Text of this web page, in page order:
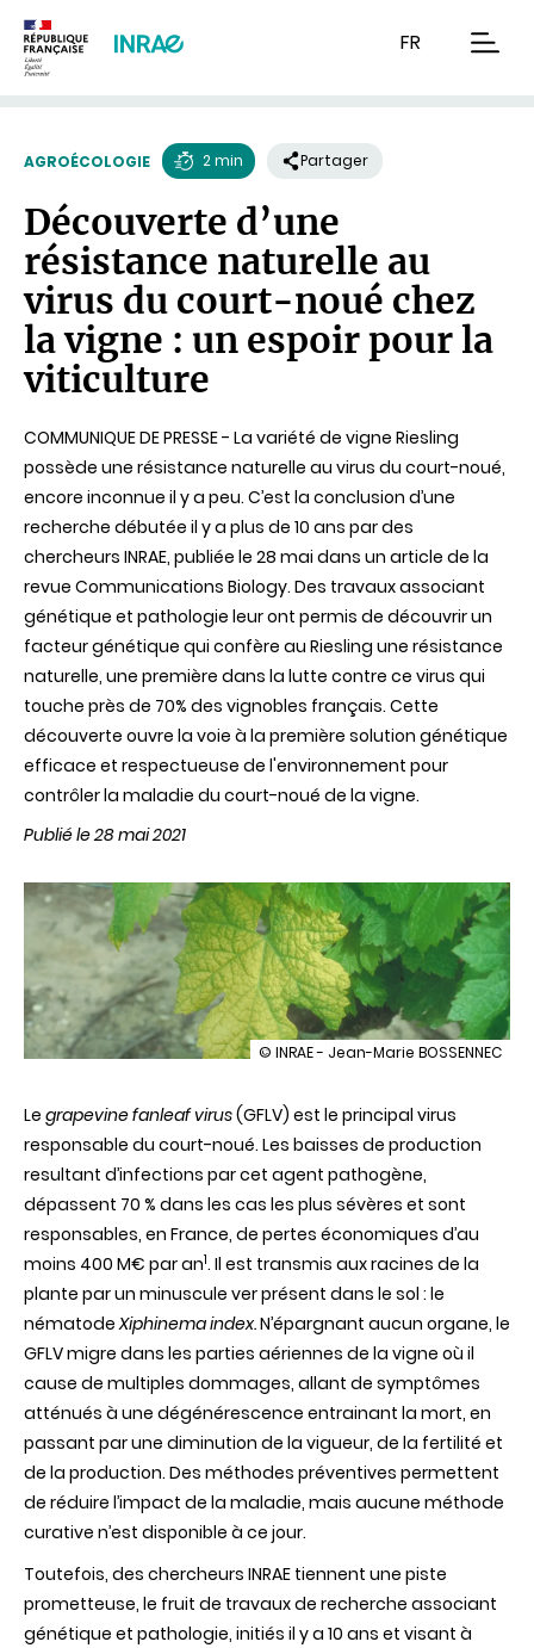
FR
AGROÉCOLOGIE
de
lecture
2 min Partager
Découverte d’une
résistance naturelle au
virus du court-noué chez
la vigne : un espoir pour la
viticulture
COMMUNIQUE DE PRESSE - La variété de vigne Riesling
possède une résistance naturelle au virus du court-noué,
encore inconnue il y a peu. C’est la conclusion d’une
recherche débutée il y a plus de 10 ans par des
chercheurs INRAE, publiée le 28 mai dans un article de la
revue Communications Biology. Des travaux associant
génétique et pathologie leur ont permis de découvrir un
facteur génétique qui confère au Riesling une résistance
naturelle, une première dans la lutte contre ce virus qui
touche près de 70% des vignobles français. Cette
découverte ouvre la voie à la première solution génétique
efficace et respectueuse de l'environnement pour
contrôler la maladie du court-noué de la vigne.
Publié le 28 mai 2021
illustration
résistance
naturelle
au
virus
du
court-
noué
chez
la
vigne
:
un
espoir
pour
la
viticulture
© INRAE - Jean-Marie BOSSENNEC
Le grapevine fanleaf virus(GFLV) est le principal virus
responsable du court-noué. Les baisses de production
resultant d’infections par cet agent pathogène,
dépassent 70 % dans les cas les plus sévères et sont
responsables, en France, de pertes économiques d’au
moins 400 M€ par an1. Il est transmis aux racines de la
plante par un minuscule ver présent dans le sol : le
nématodeXiphinema index.N’épargnant aucun organe, le
GFLV migre dans les parties aériennes de la vigne où il
cause de multiples dommages, allant de symptômes
atténués à une dégénérescence entrainant la mort, en
passant par une diminution de la vigueur, de la fertilité et
de la production. Des méthodes préventives permettent
de réduire l’impact de la maladie, mais aucune méthode
curative n’est disponible à ce jour.
Toutefois, des chercheurs INRAE tiennent une piste
prometteuse, le fruit de travaux de recherche associant
génétique et pathologie, initiés il y a 10 ans et visant à